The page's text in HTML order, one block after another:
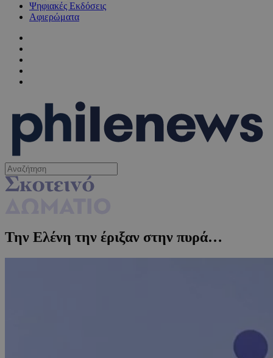
Ψηφιακές Εκδόσεις
Αφιερώματα
Την Ελένη την έριξαν στην πυρά…